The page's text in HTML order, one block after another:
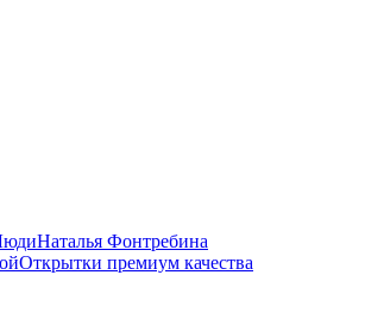
Наталья Фонтребина
Открытки премиум качества